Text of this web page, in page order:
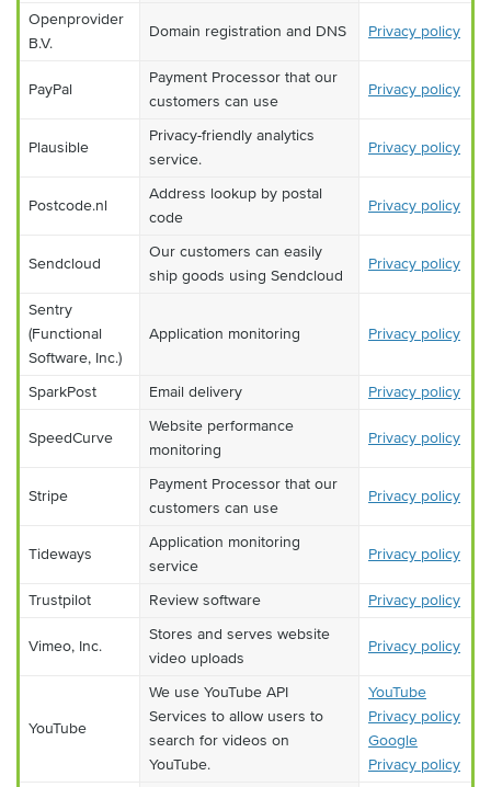
Openprovider
B.V.
Domain registration and DNS Privacy policy
PayPal
Payment Processor that our
customers can use
Privacy policy
Plausible
Privacy-friendly analytics
service.
Privacy policy
Postcode.nl
Address lookup by postal
code
Privacy policy
Sendcloud
Our customers can easily
ship goods using Sendcloud
Privacy policy
Sentry
(Functional
Software, Inc.)
Application monitoring Privacy policy
SparkPost Email delivery Privacy policy
SpeedCurve
Website performance
monitoring
Privacy policy
Stripe
Payment Processor that our
customers can use
Privacy policy
Tideways
Application monitoring
service
Privacy policy
Trustpilot Review software Privacy policy
Vimeo, Inc.
Stores and serves website
video uploads
Privacy policy
YouTube
We use YouTube API
Services to allow users to
search for videos on
YouTube.
YouTube
Privacy policy
Google
Privacy policy